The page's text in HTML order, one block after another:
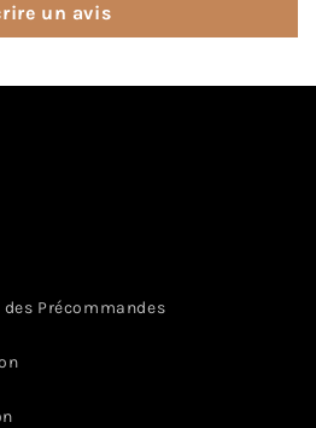
un avis
Précommandes